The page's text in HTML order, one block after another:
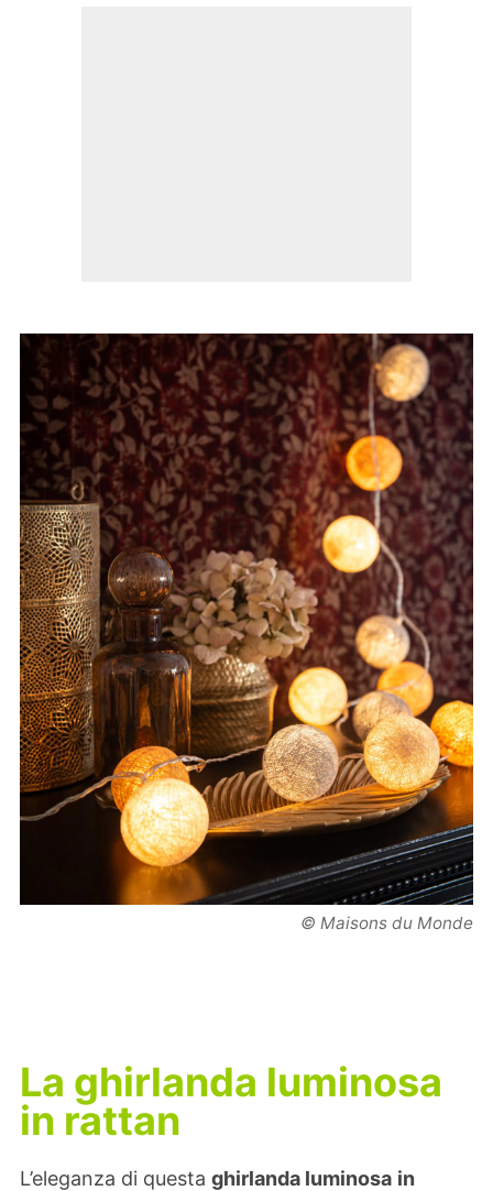
© Maisons du Monde
La ghirlanda luminosa
in rattan
L’eleganza di questa ghirlanda luminosa in